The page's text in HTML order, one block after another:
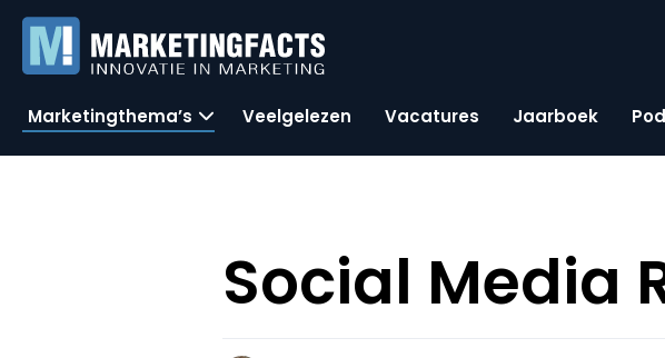
Marketingthema’s Veelgelezen Vacatures Jaarboek
Social Media